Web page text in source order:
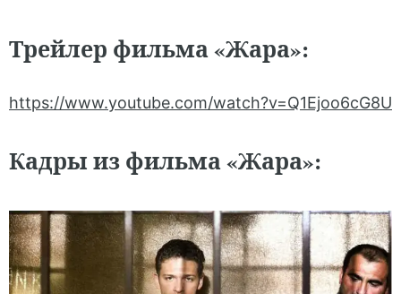
Трейлер фильма «Жара»:
https://www.youtube.com/watch?v=Q1Ejoo6cG8U
Кадры из фильма «Жара»: